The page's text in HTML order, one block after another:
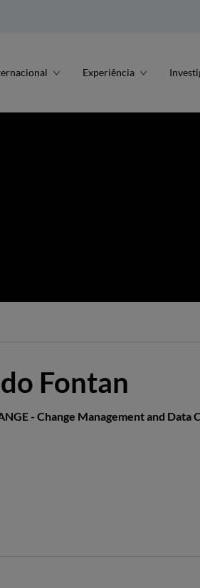
Experiência
Fontan
- Change Management and Data